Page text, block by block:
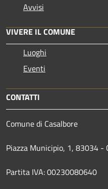
Avvisi
VIVERE IL COMUNE
Luoghi
Eventi
CONTATTI
Comune di Casalbore
Piazza Municipio, 1, 83034 -
Partita IVA: 00230080640